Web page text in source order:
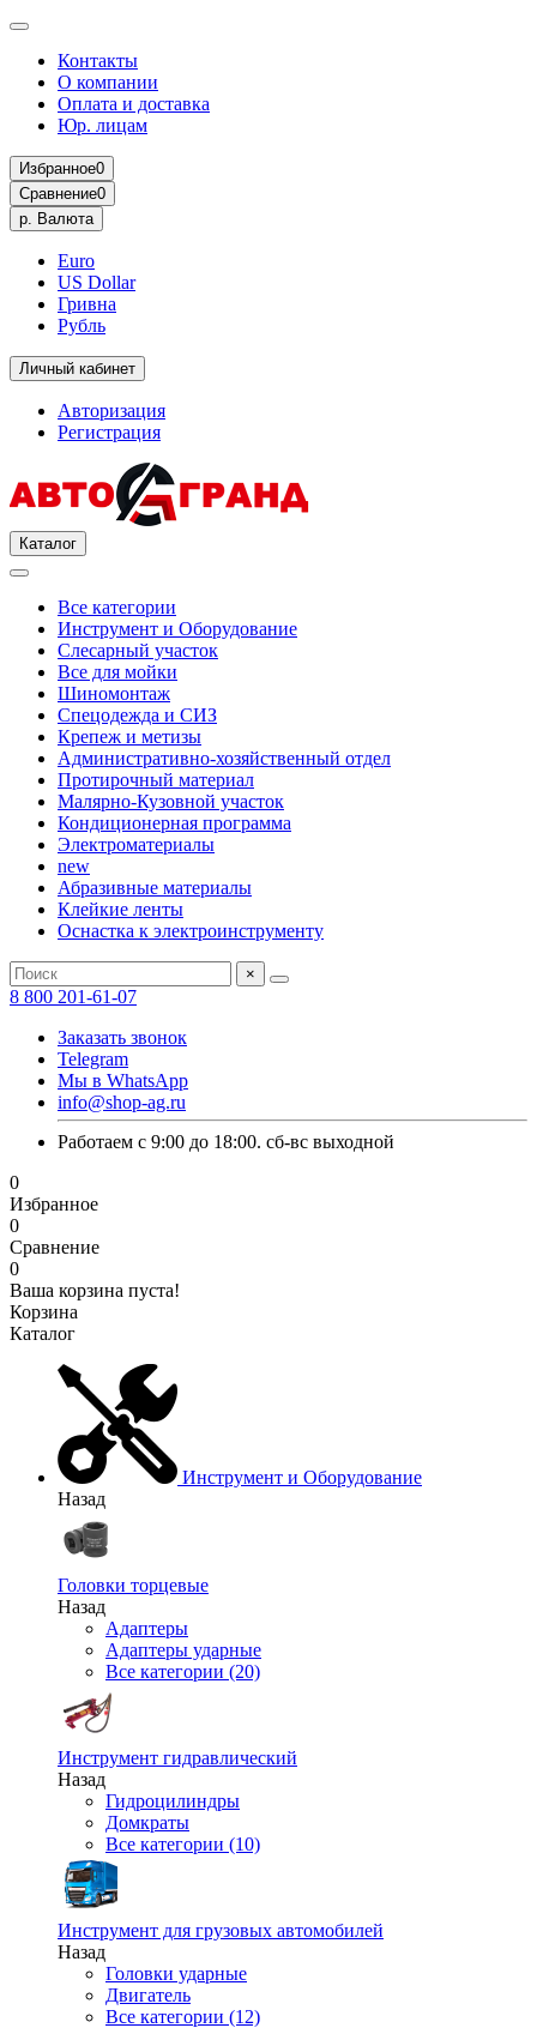
Контакты
О компании
Оплата и доставка
Юр. лицам
Избранное0
Сравнение0
р. Валюта
Euro
US Dollar
Гривна
Рубль
Личный кабинет
Авторизация
Регистрация
Каталог
Все категории
Инструмент и Оборудование
Слесарный участок
Все для мойки
Шиномонтаж
Спецодежда и СИЗ
Крепеж и метизы
Административно-хозяйственный отдел
Протирочный материал
Малярно-Кузовной участок
Кондиционерная программа
Электроматериалы
new
Абразивные материалы
Клейкие ленты
Оснастка к электроинструменту
×
8 800 201-61-07
Заказать звонок
Telegram
Мы в WhatsApp
info@shop-ag.ru
Работаем с 9:00 до 18:00. сб-вс выходной
0
Избранное
0
Сравнение
0
Ваша корзина пуста!
Корзина
Каталог
Инструмент и Оборудование
Назад
Головки торцевые
Назад
Адаптеры
Адаптеры ударные
Все категории (20)
Инструмент гидравлический
Назад
Гидроцилиндры
Домкраты
Все категории (10)
Инструмент для грузовых автомобилей
Назад
Головки ударные
Двигатель
Все категории (12)